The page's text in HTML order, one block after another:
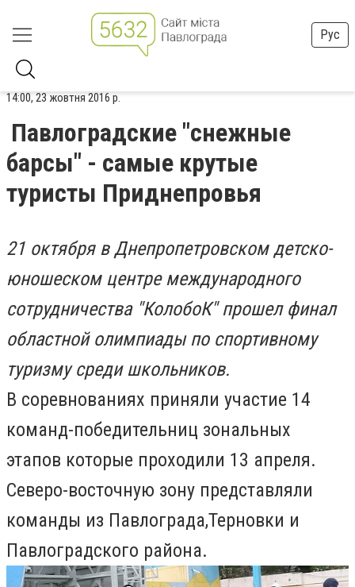
Рус
14:00, 23 жовтня 2016 р.
Павлоградские "снежные
барсы" - самые крутые
туристы Приднепровья
21 октября в Днепропетровском детско-
юношеском центре международного
сотрудничества "КолобоК" прошел финал
областной олимпиады по спортивному
туризму среди школьников.
В соревнованиях приняли участие 14
команд-победительниц зональных
этапов которые проходили 13 апреля.
Северо-восточную зону представляли
команды из Павлограда,Терновки и
Павлоградского района.